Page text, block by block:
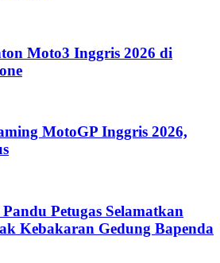
Moto3 Inggris 2026 di
MotoGP Inggris 2026,
Petugas Selamatkan
Kebakaran Gedung Bapenda